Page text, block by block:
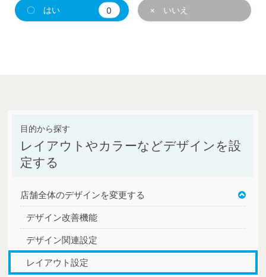
〇 はい 0 × いいえ
レイアウトやカラーなどデザインを設
定する
店舗全体のデザインを変更する
デザイン改善機能
デザイン関連設定
レイアウト設定